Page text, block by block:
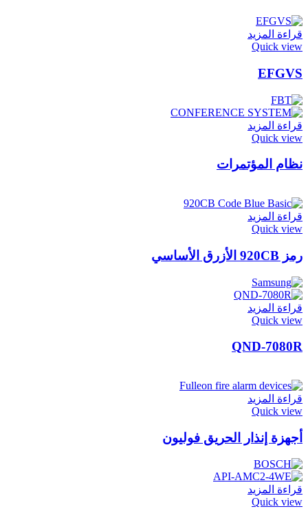
قراءة المزيد
Quick view
EFGVS
قراءة المزيد
Quick view
نظام المؤتمرات
قراءة المزيد
Quick view
رمز 920CB الأزرق الأساسي
قراءة المزيد
Quick view
QND-7080R
قراءة المزيد
Quick view
أجهزة إنذار الحريق فوليون
قراءة المزيد
Quick view